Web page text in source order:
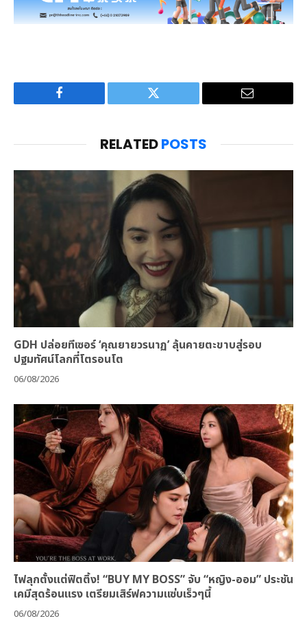
Facebook Twitter Email
RELATEDPOSTS
GDH ปล่อยทีเซอร์ ‘คุณยายวรนาฏ’ ลุ้นคายตะขาบสู่รอบ
ปฐมทัศน์โลกที่โตรอนโต
06/08/2026
ไฟลุกตั้งแต่ฟิตติ้ง! “BUY MY BOSS” จับ “หญิง-ออม” ประชัน
เคมีสุดร้อนแรง เตรียมเสิร์ฟความแซ่บเร็วๆนี้
06/08/2026